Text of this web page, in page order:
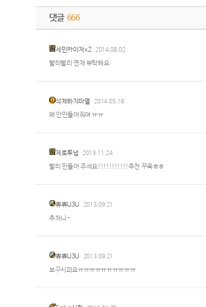
댓글 666
세민카이저x2 2014.08.02
빨리빨리 연재 부탁해요
삭제하지마열 2014.05.18
왜 안만들어줘여 ㅠㅠ
제로투넘 2013.11.24
빨리 만들어 주세요!!!!!!!!!!!추천 꾸욱ㅎㅎ
쀼쀼U3U 2013.09.21
추처니~
쀼쀼U3U 2013.09.21
보구시퍼요ㅠㅠㅠㅠㅠㅠㅠㅠㅠㅠ